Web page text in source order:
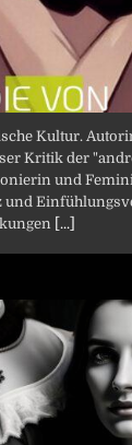
Kultur.
Kritik der
und
[...]